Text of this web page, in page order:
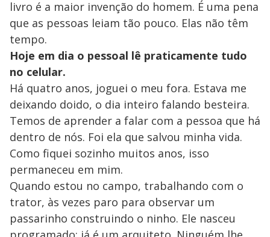
livro é a maior invenção do homem. É uma pena
que as pessoas leiam tão pouco. Elas não têm
tempo.
Hoje em dia o pessoal lê praticamente tudo
no celular.
Há quatro anos, joguei o meu fora. Estava me
deixando doido, o dia inteiro falando besteira.
Temos de aprender a falar com a pessoa que há
dentro de nós. Foi ela que salvou minha vida.
Como fiquei sozinho muitos anos, isso
permaneceu em mim.
Quando estou no campo, trabalhando com o
trator, às vezes paro para observar um
passarinho construindo o ninho. Ele nasceu